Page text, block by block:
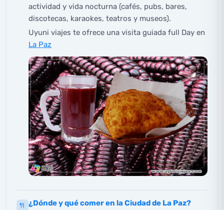
actividad y vida nocturna (cafés, pubs, bares,
discotecas, karaokes, teatros y museos).
Uyuni viajes te ofrece una visita guiada full Day en
La Paz
¿Dónde y qué comer en la Ciudad de La Paz?